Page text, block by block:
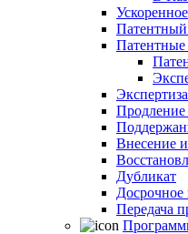
Патентные
Продление
Внесение
Дубликат
Досрочное
Передача